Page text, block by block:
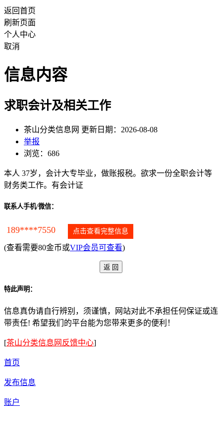
返回首页
刷新页面
个人中心
取消
信息内容
求职会计及相关工作
茶山分类信息网 更新日期：2026-08-08
举报
浏览：686
本人 37岁，会计大专毕业，做账报税。欲求一份全职会计等
财务类工作。有会计证
联系人手机/微信：
189****7550 点击查看完整信息
(查看需要80金币或VIP会员可查看)
特此声明：
信息真伪请自行辨别，须谨慎，网站对此不承担任何保证或连
带责任! 希望我们的平台能为您带来更多的便利！
[茶山分类信息网反馈中心]
首页
发布信息
账户